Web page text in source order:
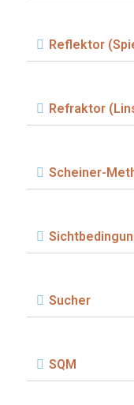
Reflektor
Refraktor
Scheiner-
Sucher
SQM